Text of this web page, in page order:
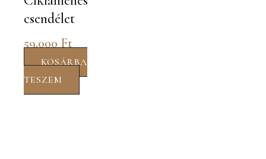
csendélet
59.000Ft
KOSÁRBA
TESZEM